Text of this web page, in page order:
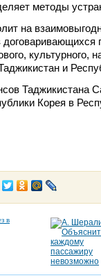
методы
на
культурного,
и
Таджикистана
Корея в
в